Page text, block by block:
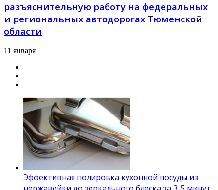
разъяснительную работу на федеральных
и региональных автодорогах Тюменской
области
11 января
Эффективная полировка кухонной посуды из